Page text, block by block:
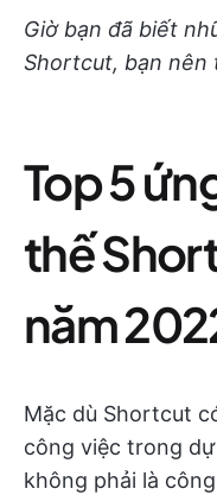
Giờ bạn đã biết
Shortcut, bạn nên
Top 5
thế
năm
Mặc dù Shortcut
công việc trong
không phải là